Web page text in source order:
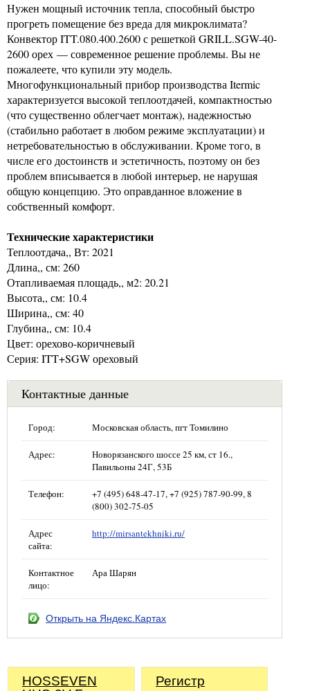
Нужен мощный источник тепла, способный быстро
прогреть помещение без вреда для микроклимата?
Конвектор ITT.080.400.2600 с решеткой GRILL.SGW-40-
2600 орех — современное решение проблемы. Вы не
пожалеете, что купили эту модель.
Многофункциональный прибор производства Itermic
характеризуется высокой теплоотдачей, компактностью
(что существенно облегчает монтаж), надежностью
(стабильно работает в любом режиме эксплуатации) и
нетребовательностью в обслуживании. Кроме того, в
числе его достоинств и эстетичность, поэтому он без
проблем вписывается в любой интерьер, не нарушая
общую концепцию. Это оправданное вложение в
собственный комфорт.
Технические характеристики
Теплоотдача,, Вт: 2021
Длина,, см: 260
Отапливаемая площадь,, м2: 20.21
Высота,, см: 10.4
Ширина,, см: 40
Глубина,, см: 10.4
Цвет: орехово-коричневый
Серия: ITT+SGW ореховый
Контактные данные
Город: Московская область, пгт Томилино
Адрес:
Новорязанского шоссе 25 км, ст 16.,
Павильоны 24Г, 53Б
Телефон:
+7 (495) 648-47-17, +7 (925) 787-90-99, 8
(800) 302-75-05
Адрес
сайта:
http://mirsantekhniki.ru/
Контактное
лицо:
Ара Шарян
Открыть на Яндекс.Картах
HOSSEVEN
Регистр